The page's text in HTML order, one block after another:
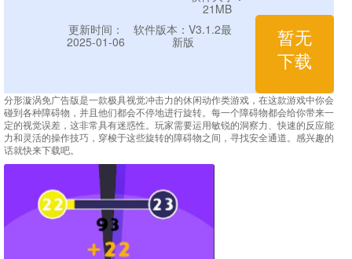
21MB
更新时间：
2025-01-06
软件版本：V3.1.2最
新版
暂无
下载
分形漩涡免广告版是一款极具视觉冲击力的休闲动作类游戏，在这款游戏中你会
碰到各种障碍物，并且他们都会不停地进行旋转。每一个障碍物都会给你带来一
定的视觉误差，这非常具有迷惑性。玩家需要运用敏锐的洞察力、快速的反应能
力和灵活的操作技巧，穿梭于这些旋转的障碍物之间，寻找安全通道。感兴趣的
话就快来下载吧。